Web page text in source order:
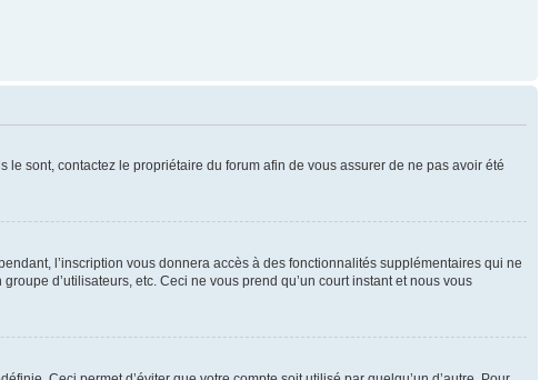
le sont, contactez le propriétaire du forum afin de vous assurer de ne pas avoir été
l’inscription vous donnera accès à des fonctionnalités supplémentaires qui ne
d’utilisateurs, etc. Ceci ne vous prend qu’un court instant et nous vous